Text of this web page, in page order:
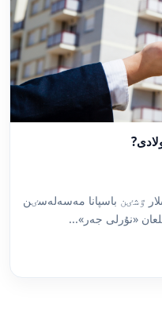
ٷشٸن باسپانا مەسەلەسٸن
«نۇرلى جەر»...